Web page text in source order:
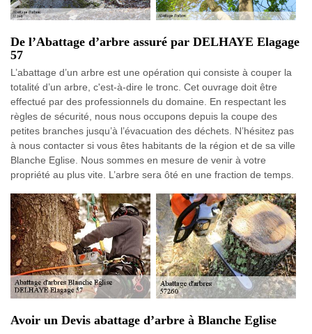
De l’Abattage d’arbre assuré par DELHAYE Elagage
57
L’abattage d’un arbre est une opération qui consiste à couper la
totalité d’un arbre, c'est-à-dire le tronc. Cet ouvrage doit être
effectué par des professionnels du domaine. En respectant les
règles de sécurité, nous nous occupons depuis la coupe des
petites branches jusqu’à l’évacuation des déchets. N’hésitez pas
à nous contacter si vous êtes habitants de la région et de sa ville
Blanche Eglise. Nous sommes en mesure de venir à votre
propriété au plus vite. L’arbre sera ôté en une fraction de temps.
Avoir un Devis abattage d’arbre à Blanche Eglise